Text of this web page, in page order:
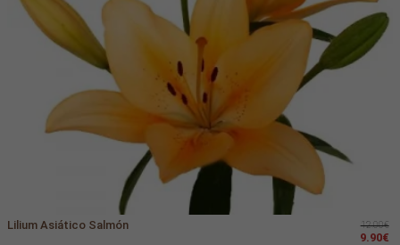
Lilium Asiático Salmón 12.00€
9.90€